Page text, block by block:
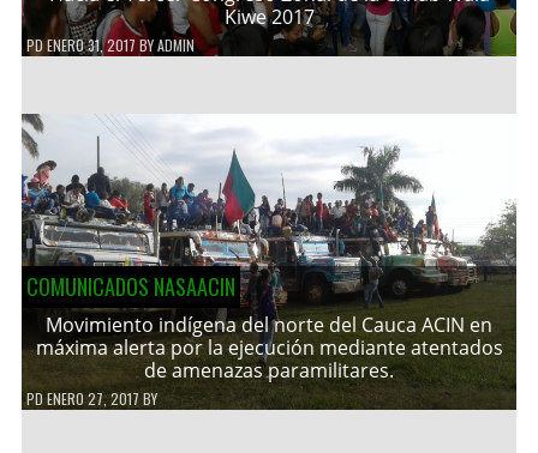
Kiwe 2017
PDENERO 31, 2017 BYADMIN
COMUNICADOS NASAACIN
Movimiento indígena del norte del Cauca ACIN en
máxima alerta por la ejecución mediante atentados
de amenazas paramilitares.
PDENERO 27, 2017 BY